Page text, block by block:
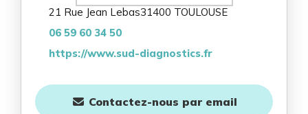
21 Rue Jean Lebas31400 TOULOUSE
06 59 60 34 50
https://www.sud-diagnostics.fr
Contactez-nous par email